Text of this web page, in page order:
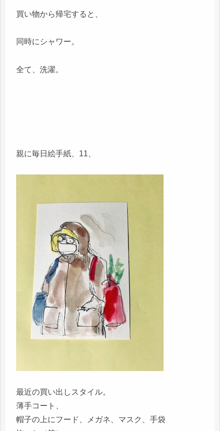
買い物から帰宅すると、
同時にシャワー。
全て、洗濯。
親に毎日絵手紙、11、
最近の買い出しスタイル。
薄手コート、
帽子の上にフード、メガネ、マスク、手袋